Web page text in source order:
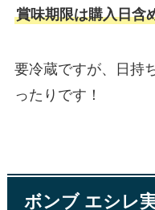
賞味期限は購入日含
要冷蔵ですが、日持
ったりです！
ボンブ エシレ